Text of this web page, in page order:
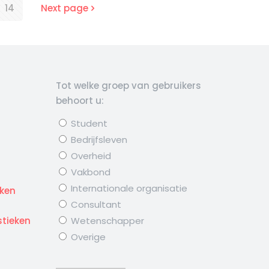
14 Next page
Tot welke groep van gebruikers
behoort u:
Student
Bedrijfsleven
Overheid
Vakbond
Internationale organisatie
Consultant
Wetenschapper
Overige